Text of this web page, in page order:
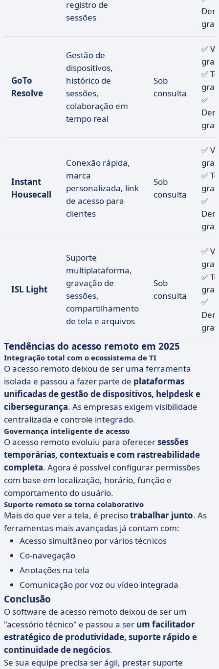
registro de
sessões
GoTo
Resolve
Gestão de
dispositivos,
histórico de
sessões,
colaboração em
tempo real
Sob
consulta
✅
✅
✅
Instant
Housecall
Conexão rápida,
marca
personalizada, link
de acesso para
clientes
Sob
consulta
✅
✅
✅
ISL Light
Suporte
multiplataforma,
gravação de
sessões,
compartilhamento
de tela e arquivos
Sob
consulta
✅
✅
✅
Tendências do acesso remoto em 2025
Integração total com o ecossistema de TI
O acesso remoto deixou de ser uma ferramenta
isolada e passou a fazer parte de plataformas
unificadas de gestão de dispositivos, helpdesk e
cibersegurança. As empresas exigem visibilidade
centralizada e controle integrado.
Governança inteligente de acesso
O acesso remoto evoluiu para oferecersessões
temporárias, contextuais e com rastreabilidade
completa. Agora é possível configurar permissões
com base em localização, horário, função e
comportamento do usuário.
Suporte remoto se torna colaborativo
Mais do que ver a tela, é precisotrabalhar junto. As
ferramentas mais avançadas já contam com:
Acesso simultâneo por vários técnicos
Co-navegação
Anotações na tela
Comunicação por voz ou vídeo integrada
Conclusão
O software de acesso remoto deixou de ser um
"acessório técnico" e passou a ser um facilitador
estratégico de produtividade, suporte rápido e
continuidade de negócios.
Se sua equipe precisa ser ágil, prestar suporte